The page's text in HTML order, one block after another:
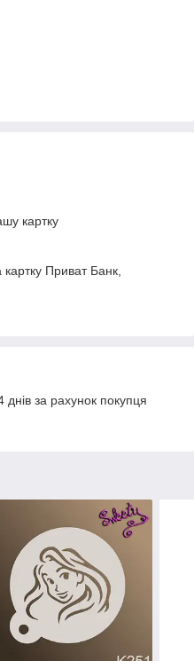
картку
картку Приват Банк,
за рахунок покупця